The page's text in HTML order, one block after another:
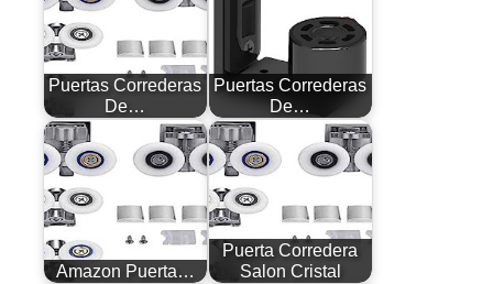
Puertas Correderas
De…
Puertas Correderas
De…
Amazon Puerta…
Puerta Corredera
Salon Cristal